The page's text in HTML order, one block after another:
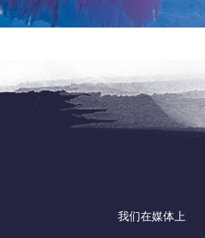
我们在媒体上